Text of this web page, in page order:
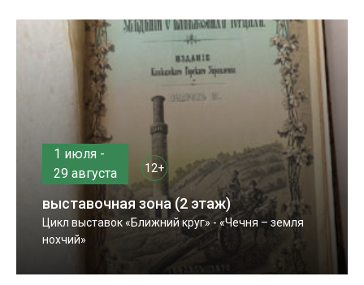
1 июля -
29 августа
12+
выставочная зона (2 этаж)
Цикл выставок «Ближний круг» - «Чечня – земля
нохчий»